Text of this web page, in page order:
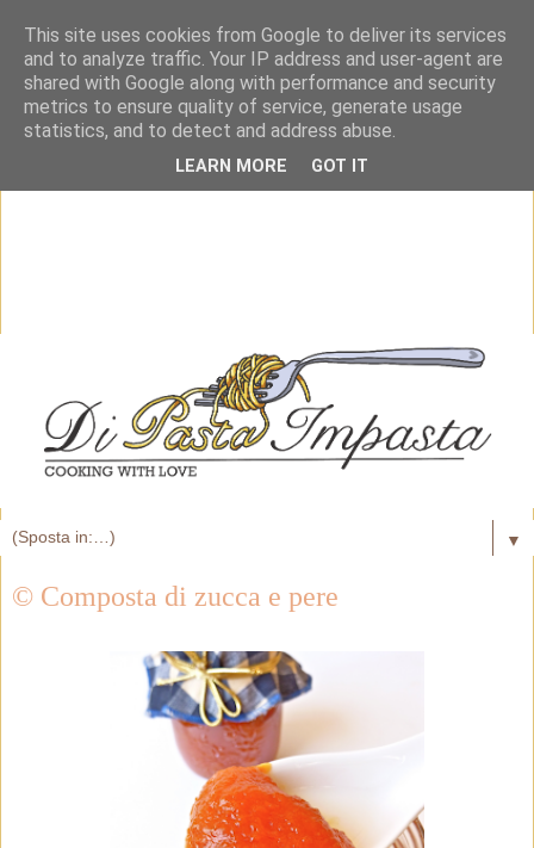
▼
© Composta di zucca e pere
This site uses cookies from Google to deliver its services
and to analyze traffic. Your IP address and user-agent are
shared with Google along with performance and security
metrics to ensure quality of service, generate usage
statistics, and to detect and address abuse.
LEARN MORE GOT IT